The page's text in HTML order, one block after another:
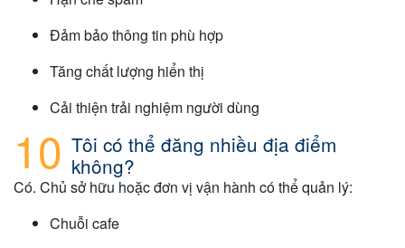
Đảm bảo thông tin phù hợp
Tăng chất lượng hiển thị
Cải thiện trải nghiệm người dùng
Tôi có thể đăng nhiều địa điểm
không?
Có. Chủ sở hữu hoặc đơn vị vận hành có thể quản lý:
Chuỗi cafe